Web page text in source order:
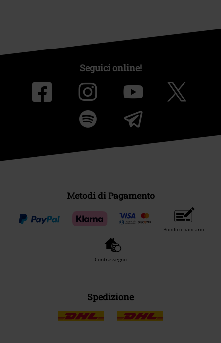
Seguici online!
Metodi di Pagamento
Bonifico bancario
Contrassegno
Spedizione